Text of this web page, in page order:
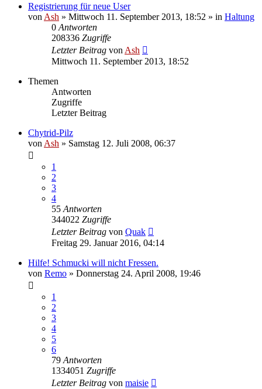
Registrierung für neue User
von Ash » Mittwoch 11. September 2013, 18:52 » in Haltung
0 Antworten
208336 Zugriffe
Letzter Beitrag von Ash
Mittwoch 11. September 2013, 18:52
Themen
Antworten
Zugriffe
Letzter Beitrag
Chytrid-Pilz
von Ash » Samstag 12. Juli 2008, 06:37
1
2
3
4
55 Antworten
344022 Zugriffe
Letzter Beitrag von Quak
Freitag 29. Januar 2016, 04:14
Hilfe! Schmucki will nicht Fressen.
von Remo » Donnerstag 24. April 2008, 19:46
1
2
3
4
5
6
79 Antworten
1334051 Zugriffe
Letzter Beitrag von maisie